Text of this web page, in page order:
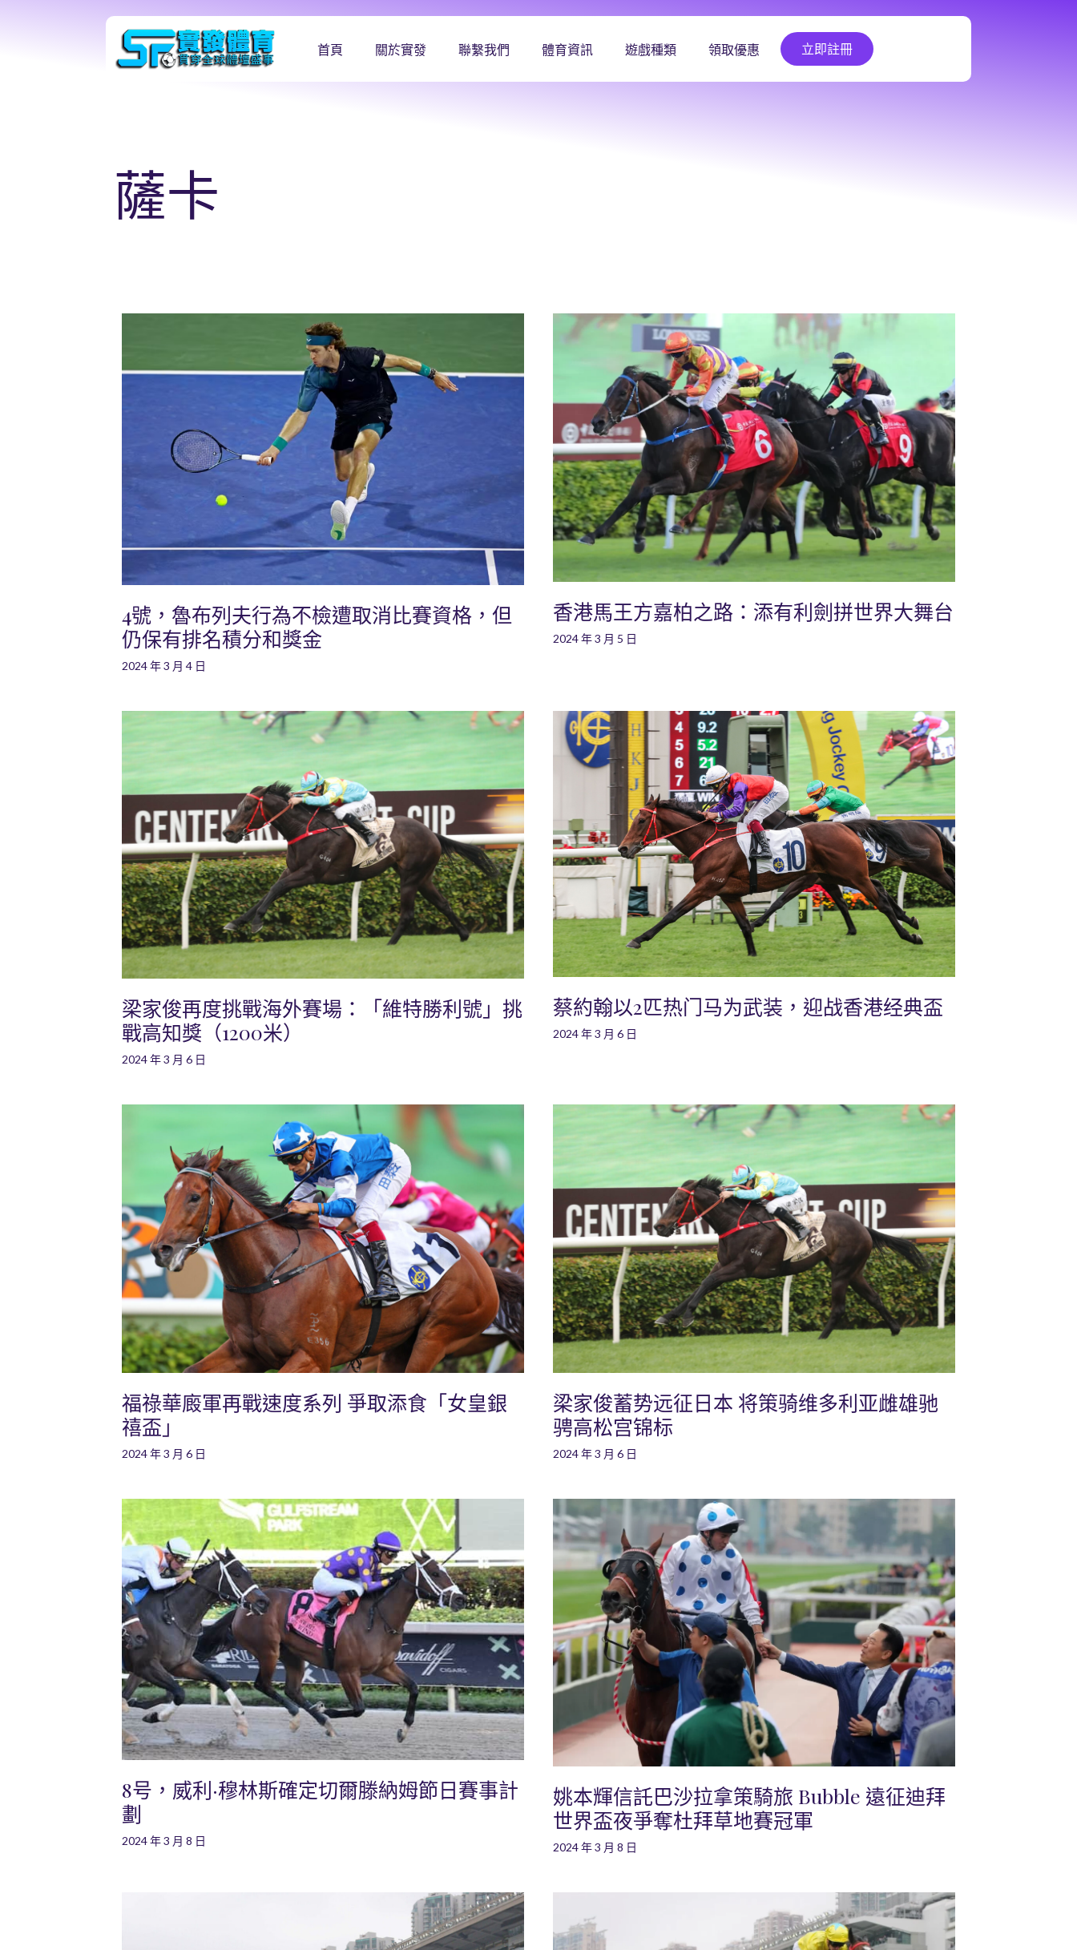
首頁 關於實發 聯繫我們 體育資訊 遊戲種類 領取優惠 立即註冊
薩卡
4號，魯布列夫行為不檢遭取消比賽資格，但
仍保有排名積分和獎金
2024 年 3 月 4 日
香港馬王方嘉柏之路：添有利劍拼世界大舞台
2024 年 3 月 5 日
梁家俊再度挑戰海外賽場：「維特勝利號」挑
戰高知獎（1200米）
2024 年 3 月 6 日
蔡約翰以2匹热门马为武装，迎战香港经典盃
2024 年 3 月 6 日
福祿華廄軍再戰速度系列 爭取添食「女皇銀
禧盃」
2024 年 3 月 6 日
梁家俊蓄势远征日本 将策骑维多利亚雌雄驰
骋高松宫锦标
2024 年 3 月 6 日
8号，威利·穆林斯確定切爾滕納姆節日賽事計
劃
2024 年 3 月 8 日
姚本輝信託巴沙拉拿策騎旅 Bubble 遠征迪拜
世界盃夜爭奪杜拜草地賽冠軍
2024 年 3 月 8 日